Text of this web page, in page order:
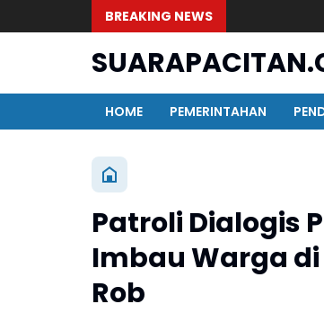
BREAKING NEWS
HOME
PEMERINTAHAN
Patroli Dialogis
Imbau Warga
Rob